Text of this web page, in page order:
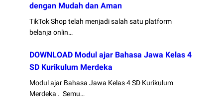
dengan Mudah dan Aman
TikTok Shop telah menjadi salah satu platform
belanja onlin…
DOWNLOAD Modul ajar Bahasa Jawa Kelas 4
SD Kurikulum Merdeka
Modul ajar Bahasa Jawa Kelas 4 SD Kurikulum
Merdeka . Semu…